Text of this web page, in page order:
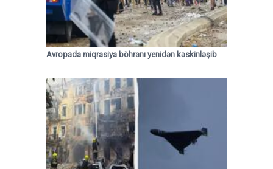
Avropada miqrasiya böhranı yenidən kəskinləşib